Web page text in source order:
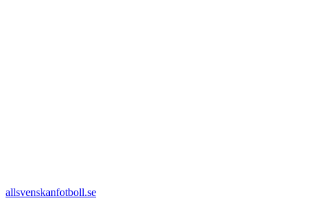
allsvenskanfotboll.se